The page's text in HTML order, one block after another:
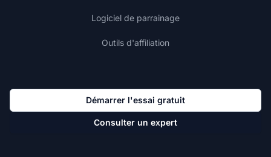
Logiciel de parrainage
Outils d'affiliation
Démarrer l'essai gratuit
Consulter un expert